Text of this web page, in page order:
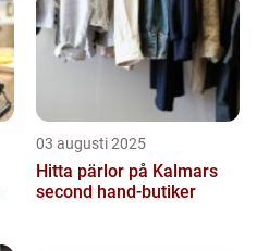
03 augusti 2025
Hitta pärlor på Kalmars
second hand-butiker